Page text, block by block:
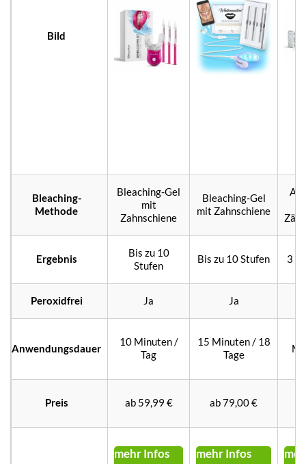
Bild
Bleaching-
Methode
Bleaching-Gel
mit
Zahnschiene
Bleaching-Gel
mit Zahnschiene
Ergebnis
Bis zu 10
Stufen
Bis zu 10 Stufen 3 –
Peroxidfrei Ja Ja
Anwendungsdauer
10 Minuten /
Tag
15 Minuten / 18
Tage
Preis ab 59,99 € ab 79,00 €
mehr Infos mehr Infos